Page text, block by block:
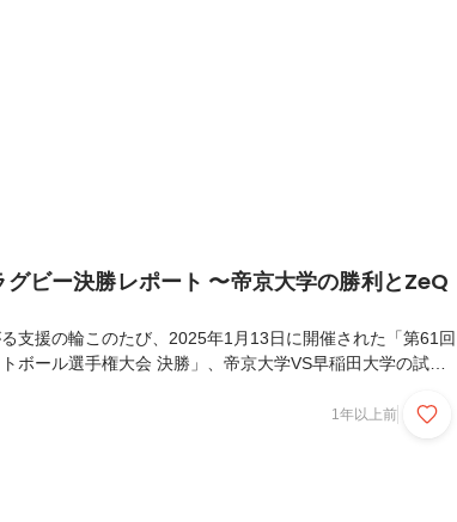
中心人物の阿部が、「どういう考え方をしているのか」
グビー決勝レポート 〜帝京大学の勝利とZeQ
支援の輪このたび、2025年1月13日に開催された「第61回
ボール選手権大会 決勝」、帝京大学VS早稲田大学の試合
オフィシャルサプライヤー契約を結んでいる帝京大学準硬
を促進（https://zeq.co.jp/topics/official-supplier-contract-
1年以上前